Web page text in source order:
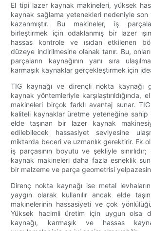
El tipi lazer kaynak makineleri, yüksek
kaynak sağlama yetenekleri nedeniyle son
kazanmıştır. Bu makineler, iş
birleştirmek için odaklanmış bir lazer
hassas kontrole ve ısıdan etkilenen
düzeye indirilmesine olanak tanır. Bu,
parçaların kaynağının yanı sıra
karmaşık kaynaklar gerçekleştirmek için
TIG kaynağı ve dirençli nokta kaynağı
kaynak yöntemleriyle karşılaştırıldığında,
makineleri birçok farklı avantaj sunar.
kaliteli kaynaklar üretme yeteneğine sahip
elde taşınan bir lazer kaynak
edilebilecek hassasiyet seviyesine
miktarda beceri ve uzmanlık gerektirir. Ek
iş parçasının boyutu ve şekliyle
kaynak makineleri daha fazla esneklik
bir malzeme ve parça geometrisi
Direnç nokta kaynağı ise metal
yaygın olarak kullanılır ancak elde
makinelerinin hassasiyeti ve çok
Yüksek hacimli üretim için uygun olsa
kaynağı, karmaşık ve hassas